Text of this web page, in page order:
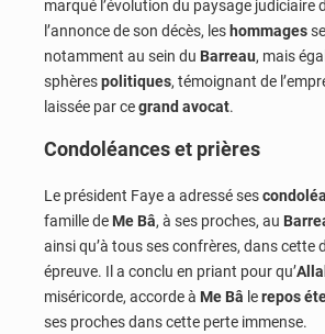
marqué l’évolution du paysage judiciaire
l’annonce de son décès, les hommages
notamment au sein du Barreau, mais
sphèrespolitiques, témoignant de
laissée par cegrand avocat.
Condoléances et prières
Le président Faye a adressé ses
famille de Me Bâ, à ses proches, au
ainsi qu’à tous ses confrères, dans cette
épreuve. Il a conclu en priant pour qu’
miséricorde, accorde à Me Bâ lerepos
ses proches dans cette perte immense.